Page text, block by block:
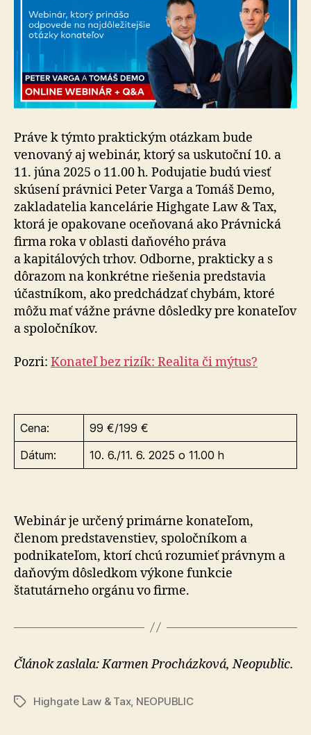
Práve k týmto praktickým otázkam bude
venovaný aj webinár, ktorý sa uskutoční 10. a
11. júna 2025 o 11.00 h. Podujatie budú viesť
skúsení právnici Peter Varga a Tomáš Demo,
zakladatelia kancelárie Highgate Law & Tax,
ktorá je opakovane oceňovaná ako Právnická
firma roka v oblasti daňového práva
a kapitálových trhov. Odborne, prakticky a s
dôrazom na konkrétne riešenia predstavia
účastníkom, ako predchádzať chybám, ktoré
môžu mať vážne právne dôsledky pre konateľov
a spoločníkov.
Pozri: Konateľ bez rizík: Realita či mýtus?
Cena:
99 €/199 €
Dátum:
10. 6./11. 6. 2025 o 11.00 h
Webinár je určený primárne konateľom,
členom predstavenstiev, spoločníkom a
podnikateľom, ktorí chcú rozumieť právnym a
daňovým dôsledkom výkone funkcie
štatutárneho orgánu vo firme.
Článok zaslala: Karmen Procházková, Neopublic.
ZnačkyHighgate Law & Tax, NEOPUBLIC